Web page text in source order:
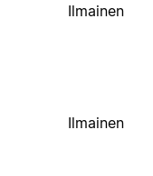
Ilmainen
Ilmainen